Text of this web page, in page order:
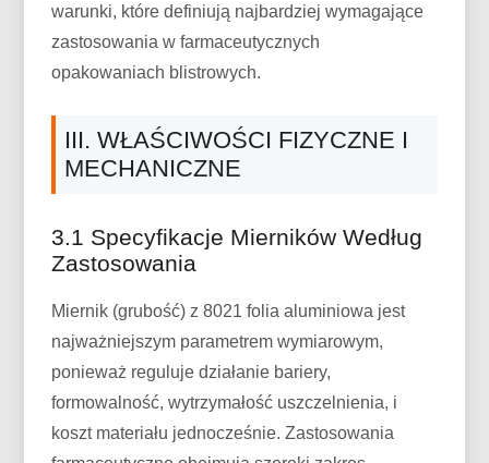
warunki, które definiują najbardziej wymagające
zastosowania w farmaceutycznych
opakowaniach blistrowych.
III. WŁAŚCIWOŚCI FIZYCZNE I
MECHANICZNE
3.1 Specyfikacje Mierników Według
Zastosowania
Miernik (grubość) z 8021 folia aluminiowa jest
najważniejszym parametrem wymiarowym,
ponieważ reguluje działanie bariery,
formowalność, wytrzymałość uszczelnienia, i
koszt materiału jednocześnie. Zastosowania